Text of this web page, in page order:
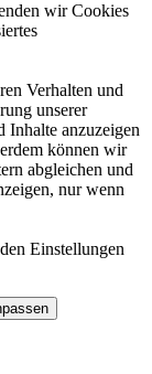
wir Cookies
Verhalten und
unserer
Inhalte anzuzeigen
können wir
abgleichen und
nur wenn
Einstellungen